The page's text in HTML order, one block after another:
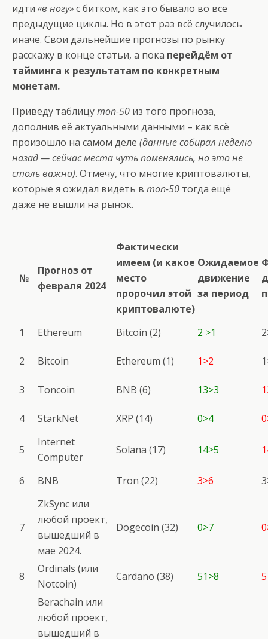
идти «в ногу»с битком, как это бывало во все
предыдущие циклы. Но в этот раз всё случилось
иначе. Свои дальнейшие прогнозы по рынку
расскажу в конце статьи, а пока перейдём от
тайминга к результатам по конкретным
монетам.
Приведу таблицутоп-50 из того прогноза,
дополнив её актуальными данными – как всё
произошло на самом деле (данные собирал неделю
назад — сейчас места чуть поменялись, но это не
столь важно). Отмечу, что многие криптовалюты,
которые я ожидал видеть в топ-50 тогда ещё
даже не вышли на рынок.
№
Прогноз от
февраля 2024
Фактически
имеем (и какое
место
пророчил этой
криптовалюте)
Ожидаемое
движение
за период
1 Ethereum Bitcoin (2) 2 >1
2 Bitcoin Ethereum (1) 1>2
3 Toncoin BNB (6) 13>3
4 StarkNet XRP (14) 0>4
5
Internet
Computer
Solana (17) 14>5
6 BNB Tron (22) 3>6
7
ZkSync или
любой проект,
вышедший в
мае 2024.
Dogecoin (32) 0>7
8
Ordinals (или
Notcoin)
Cardano (38) 51>8
Berachain или
любой проект,
вышедший в